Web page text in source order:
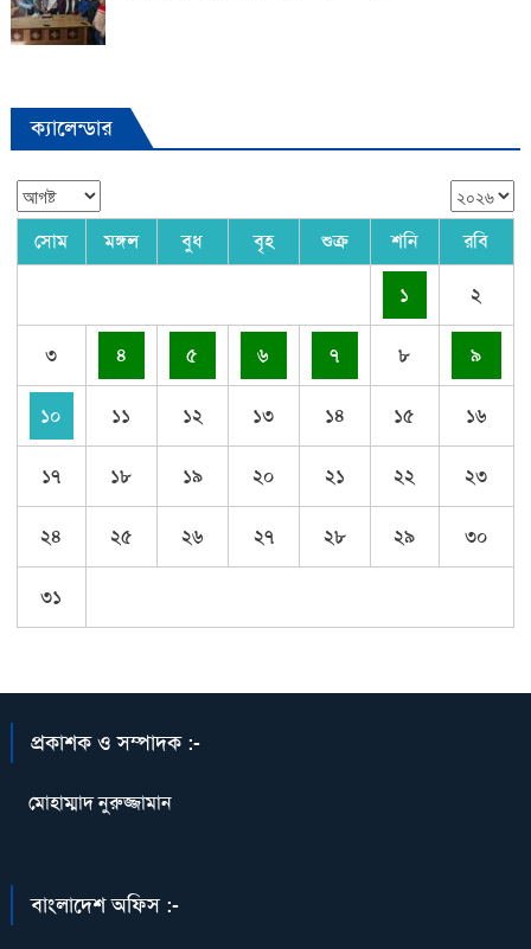
ক্যালেন্ডার
সোম মঙ্গল বুধ বৃহ শুক্র শনি রবি
১ ২
৩ ৪ ৫ ৬ ৭ ৮ ৯
১০ ১১ ১২ ১৩ ১৪ ১৫ ১৬
১৭ ১৮ ১৯ ২০ ২১ ২২ ২৩
২৪ ২৫ ২৬ ২৭ ২৮ ২৯ ৩০
৩১
প্রকাশক ও সম্পাদক :-
মোহাম্মাদ নুরুজ্জামান
বাংলাদেশ অফিস :-